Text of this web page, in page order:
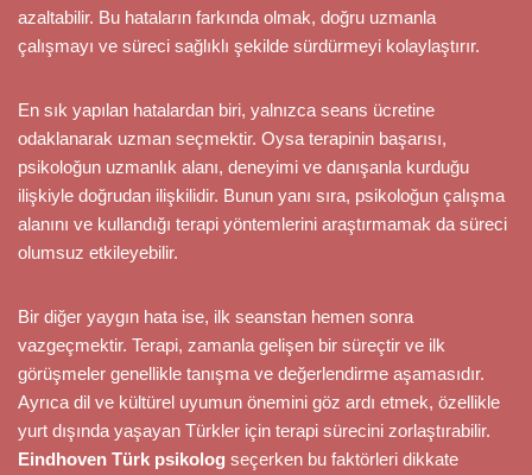
azaltabilir. Bu hataların farkında olmak, doğru uzmanla
çalışmayı ve süreci sağlıklı şekilde sürdürmeyi kolaylaştırır.
En sık yapılan hatalardan biri, yalnızca seans ücretine
odaklanarak uzman seçmektir. Oysa terapinin başarısı,
psikoloğun uzmanlık alanı, deneyimi ve danışanla kurduğu
ilişkiyle doğrudan ilişkilidir. Bunun yanı sıra, psikoloğun çalışma
alanını ve kullandığı terapi yöntemlerini araştırmamak da süreci
olumsuz etkileyebilir.
Bir diğer yaygın hata ise, ilk seanstan hemen sonra
vazgeçmektir. Terapi, zamanla gelişen bir süreçtir ve ilk
görüşmeler genellikle tanışma ve değerlendirme aşamasıdır.
Ayrıca dil ve kültürel uyumun önemini göz ardı etmek, özellikle
yurt dışında yaşayan Türkler için terapi sürecini zorlaştırabilir.
Eindhoven Türk psikolog seçerken bu faktörleri dikkate